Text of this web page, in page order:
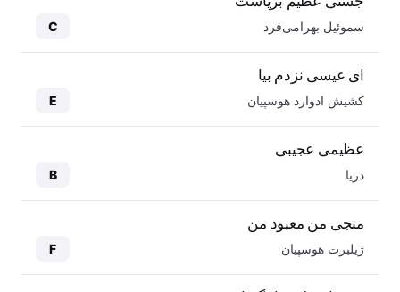
سموئیل بهرامی‌فرد C
ای عیسی نزدم بیا
کشیش ادوارد هوسپیان E
عظیمی عجیبی
دریا B
منجی من معبود من
ژیلبرت هوسپیان F